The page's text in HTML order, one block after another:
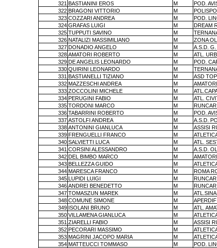
321 BASTIANINI EROS M
POD.
322 BRAGONI VITTORIO M
323 COZZARI ANDREA M
POD.
324 GRAFAS LUIGI M
DREAM
325 TUPPUTI SAVINO M
326 NATALIZI MASSIMILIANO M
ZONA
327 DONADIO ANGELO M
A.S.D.
328 AMATORI ROBERTO M
ATL.
329 DE ANGELIS LEONARDO M
POD.
330 QUIRINI LEONARDO M
331 BASTIANELLI TIZIANO M
ASD
332 MAZZESCHI ANDREA M
333 ZOCCOLINI MICHELE M
334 PERUGINI FABIO M
ATL.
335 TORDONI MARCO M
336 TABARRINI ROBERTO M
POD.
337 ASTOLFI ANDREA M
A.S.D.
338 ANTONINI GIANLUCA M
ASSISI
339 FRENGUELLI FRANCO M
340 SALVIETTI LUCA M
ATL.
341 CORSINI ALESSANDRO M
A.S.D.
342 DEL BIMBO MARCO M
343 BELLEZZA GUIDO M
344 MARESCA FRANCO M
ROMA
345 LUPIDI LUIGI M
346 ANDREI BENEDETTO M
347 TOMASZUN MAREK M
348 COMUNE SIMONE M
349 ISOLANI BRUNO M
ATL.
350 VILLAMENA GIANLUCA M
351 ZIARELLI FABIO M
ASSISI
352 PECORARI MASSIMO M
353 MAGRINI JACOPO MARIA M
354 MATTEUCCI TOMMASO M
POD.